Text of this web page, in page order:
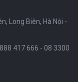
Long Biên, Hà Nội -
417 666 - 08 3300